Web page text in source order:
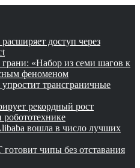
доступ через
«Набор из семи шагов к
феноменом
трансграничные
рекордный рост
робототехнике
вошла в число лучших
чипы без отставания